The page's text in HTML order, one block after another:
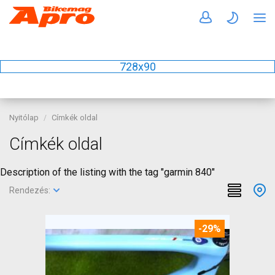
728x90
Nyitólap Címkék oldal
Címkék oldal
Description of the listing with the tag "garmin 840"
Rendezés:
-29%